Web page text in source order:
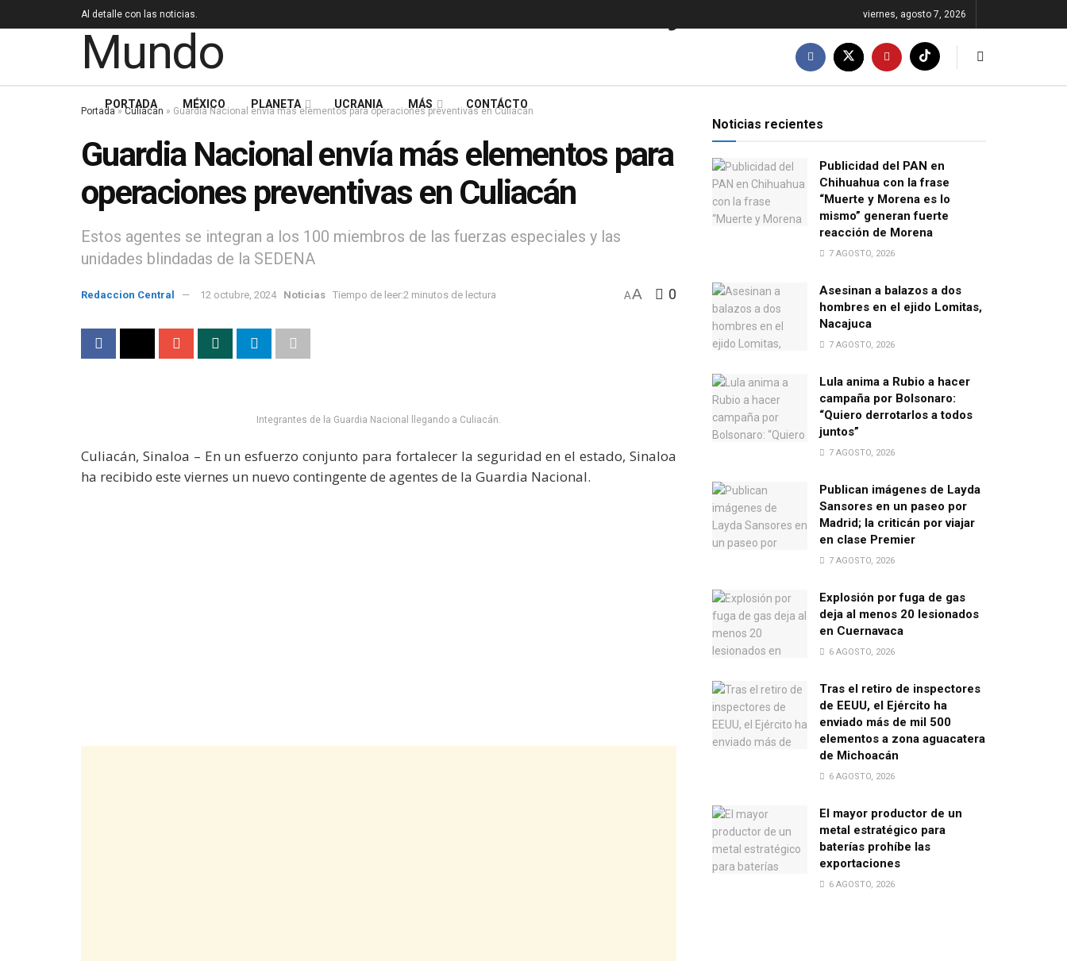
Al detalle con las noticias. viernes, agosto 7, 2026
PORTADA MÉXICO PLANETA UCRANIA MÁS CONTÁCTO
Portada»Culiacan » Guardia Nacional envía más elementos para operaciones preventivas en Culiacán
Guardia Nacional envía más elementos para
operaciones preventivas en Culiacán
Estos agentes se integran a los 100 miembros de las fuerzas especiales y las
unidades blindadas de la SEDENA
Redaccion Central 12 octubre, 2024 Noticias Tiempo de leer:2 minutos de lectura AA 0
Integrantes de la Guardia Nacional llegando a Culiacán.
Culiacán, Sinaloa – En un esfuerzo conjunto para fortalecer la seguridad en el estado, Sinaloa
ha recibido este viernes un nuevo contingente de agentes de la Guardia Nacional.
Noticias recientes
Publicidad del PAN en
Chihuahua con la frase
“Muerte y Morena es lo
mismo” generan fuerte
reacción de Morena
7 AGOSTO, 2026
Asesinan a balazos a dos
hombres en el ejido Lomitas,
Nacajuca
7 AGOSTO, 2026
Lula anima a Rubio a hacer
campaña por Bolsonaro:
“Quiero derrotarlos a todos
juntos”
7 AGOSTO, 2026
Publican imágenes de Layda
Sansores en un paseo por
Madrid; la criticán por viajar
en clase Premier
7 AGOSTO, 2026
Explosión por fuga de gas
deja al menos 20 lesionados
en Cuernavaca
6 AGOSTO, 2026
Tras el retiro de inspectores
de EEUU, el Ejército ha
enviado más de mil 500
elementos a zona aguacatera
de Michoacán
6 AGOSTO, 2026
El mayor productor de un
metal estratégico para
baterías prohíbe las
exportaciones
6 AGOSTO, 2026